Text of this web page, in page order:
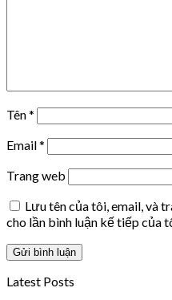
Tên*
Email*
Trang web
Lưu tên của tôi, email, và
cho lần bình luận kế tiếp của
Latest Posts